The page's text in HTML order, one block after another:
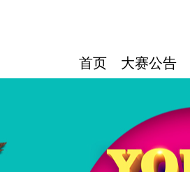
首页 大赛公告